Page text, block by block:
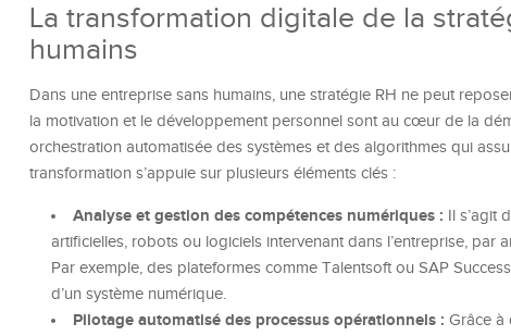
La transformation digitale de la
humains
Dans une entreprise sans humains, une stratégie RH ne peut
la motivation et le développement personnel sont au cœur de la
orchestration automatisée des systèmes et des algorithmes qui
transformation s’appuie sur plusieurs éléments clés :
Analyse et gestion des compétences numériques : Il s’agit
artificielles, robots ou logiciels intervenant dans l’entreprise, par
Par exemple, des plateformes comme Talentsoft ou SAP
d’un système numérique.
Pilotage automatisé des processus opérationnels : Grâce à